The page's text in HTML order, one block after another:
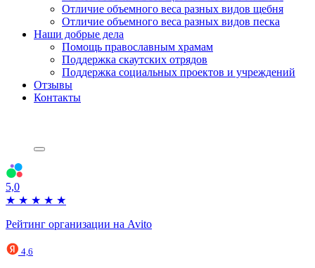
Отличие объемного веса разных видов щебня
Отличие объемного веса разных видов песка
Наши добрые дела
Помощь православным храмам
Поддержка скаутских отрядов
Поддержка социальных проектов и учреждений
Отзывы
Контакты
5,0
★ ★ ★ ★ ★
Рейтинг организации на Avito
4,6